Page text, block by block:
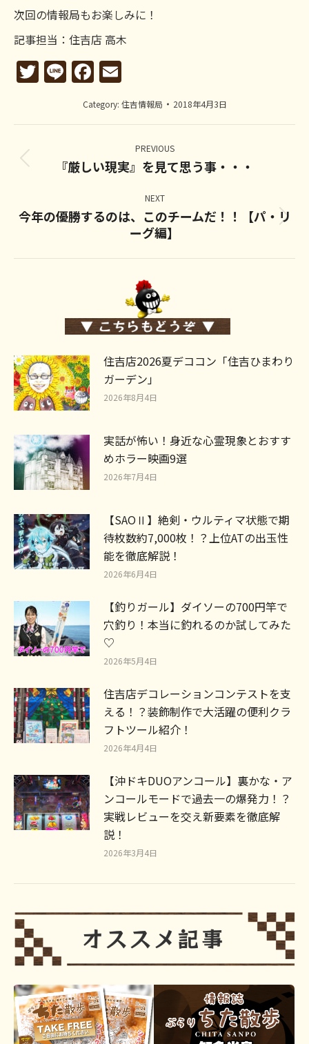
次回の情報局もお楽しみに！
記事担当：住吉店 高木
Twitter
LineFacebook
Category: 住吉情報局 2018年4月3日
Post
navigation
PREVIOUS
Previous
『厳しい現実』を見て思う事・・・
NEXT
Next
post:
今年の優勝するのは、このチームだ！！【パ・リ
ーグ編】
住吉店2026夏デココン「住吉ひまわり
ガーデン」
2026年8月4日
実話が怖い！身近な心霊現象とおすす
めホラー映画9選
2026年7月4日
【SAOⅡ】絶剣・ウルティマ状態で期
待枚数約7,000枚！？上位ATの出玉性
能を徹底解説！
2026年6月4日
【釣りガール】ダイソーの700円竿で
穴釣り！本当に釣れるのか試してみた
♡
2026年5月4日
住吉店デコレーションコンテストを支
える！？装飾制作で大活躍の便利クラ
フトツール紹介！
2026年4月4日
【沖ドキDUOアンコール】裏かな・ア
ンコールモードで過去一の爆発力！？
実戦レビューを交え新要素を徹底解
説！
2026年3月4日